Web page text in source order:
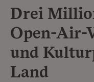
Drei
Open-Air-
und
Land